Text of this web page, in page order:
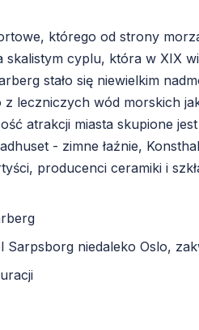
którego od strony
cyplu, która w XIX
stało się niewielkim
leczniczych wód morskich
atrakcji miasta skupione
- zimne łaźnie,
producenci ceramiki i
Sarpsborg niedaleko Oslo,